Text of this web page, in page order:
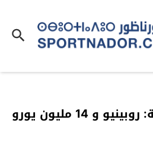
مان سيتي لبرشلونة: روبينيو و 14 مليون يورو